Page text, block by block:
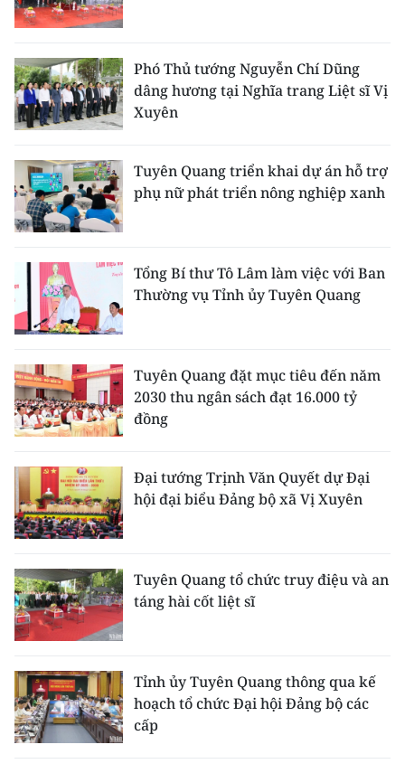
Phó Thủ tướng Nguyễn Chí Dũng
dâng hương tại Nghĩa trang Liệt sĩ Vị
Xuyên
Tuyên Quang triển khai dự án hỗ trợ
phụ nữ phát triển nông nghiệp xanh
Tổng Bí thư Tô Lâm làm việc với Ban
Thường vụ Tỉnh ủy Tuyên Quang
Tuyên Quang đặt mục tiêu đến năm
2030 thu ngân sách đạt 16.000 tỷ
đồng
Đại tướng Trịnh Văn Quyết dự Đại
hội đại biểu Đảng bộ xã Vị Xuyên
Tuyên Quang tổ chức truy điệu và an
táng hài cốt liệt sĩ
Tỉnh ủy Tuyên Quang thông qua kế
hoạch tổ chức Đại hội Đảng bộ các
cấp